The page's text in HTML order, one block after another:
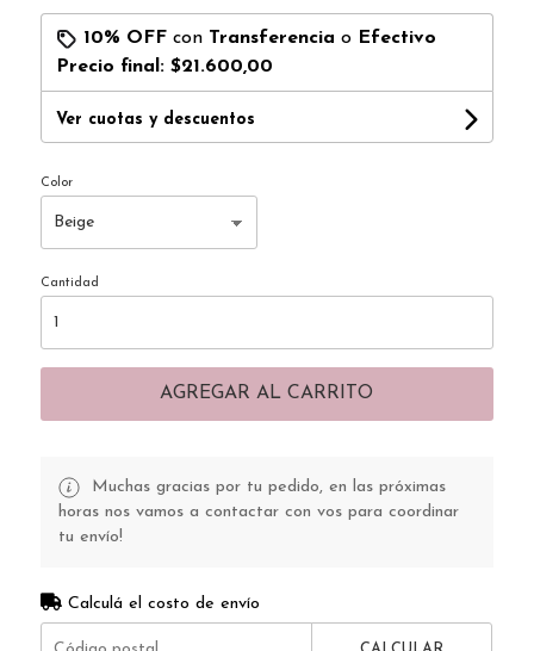
10% OFFcon Transferencia o Efectivo
Precio final: $21.600,00
Ver cuotas y descuentos
Color
Cantidad
AGREGAR AL CARRITO
Muchas gracias por tu pedido, en las próximas
horas nos vamos a contactar con vos para coordinar
tu envío!
Calculá el costo de envío